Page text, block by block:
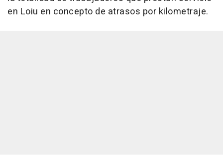
en Loiu en concepto de atrasos por kilometraje.